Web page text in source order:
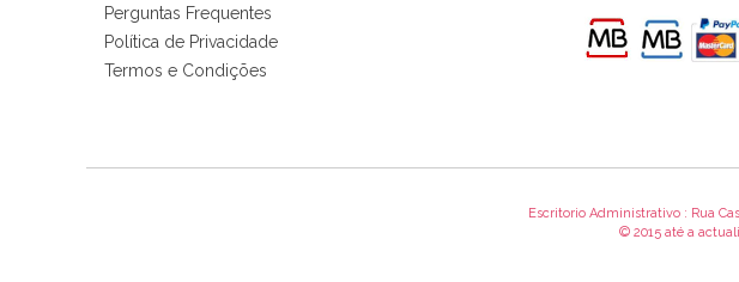
Tudo chegou em condições, pois os produtos vieram muito bem acondicionados.
padrão e cores muito bonitas e a execução está perfeitíssima. Futuramente
Perguntas Frequentes
Política de Privacidade
Termos e Condições
Escritorio Administrativo : Rua
© 2015 até a